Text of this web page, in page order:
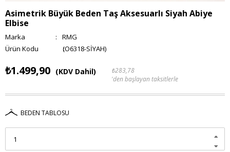
Asimetrik Büyük Beden Taş Aksesuarlı Siyah Abiye
Elbise
Marka :
RMG
(O6318-SİYAH)
₺1.499,90 (KDV Dahil)
₺283,78
'den başlayan taksitlerle
BEDEN TABLOSU